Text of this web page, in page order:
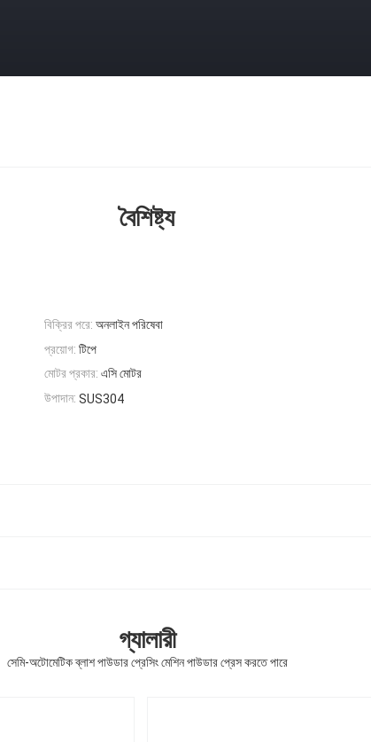
বৈশিষ্ট্য
বিক্রির পরে: অনলাইন পরিষেবা
প্রয়োগ: টিপে
মোটর প্রকার: এসি মোটর
উপাদান: SUS304
গ্যালারী
সেমি-অটোমেটিক ব্লাশ পাউডার প্রেসিং মেশিন পাউডার প্রেস করতে পারে